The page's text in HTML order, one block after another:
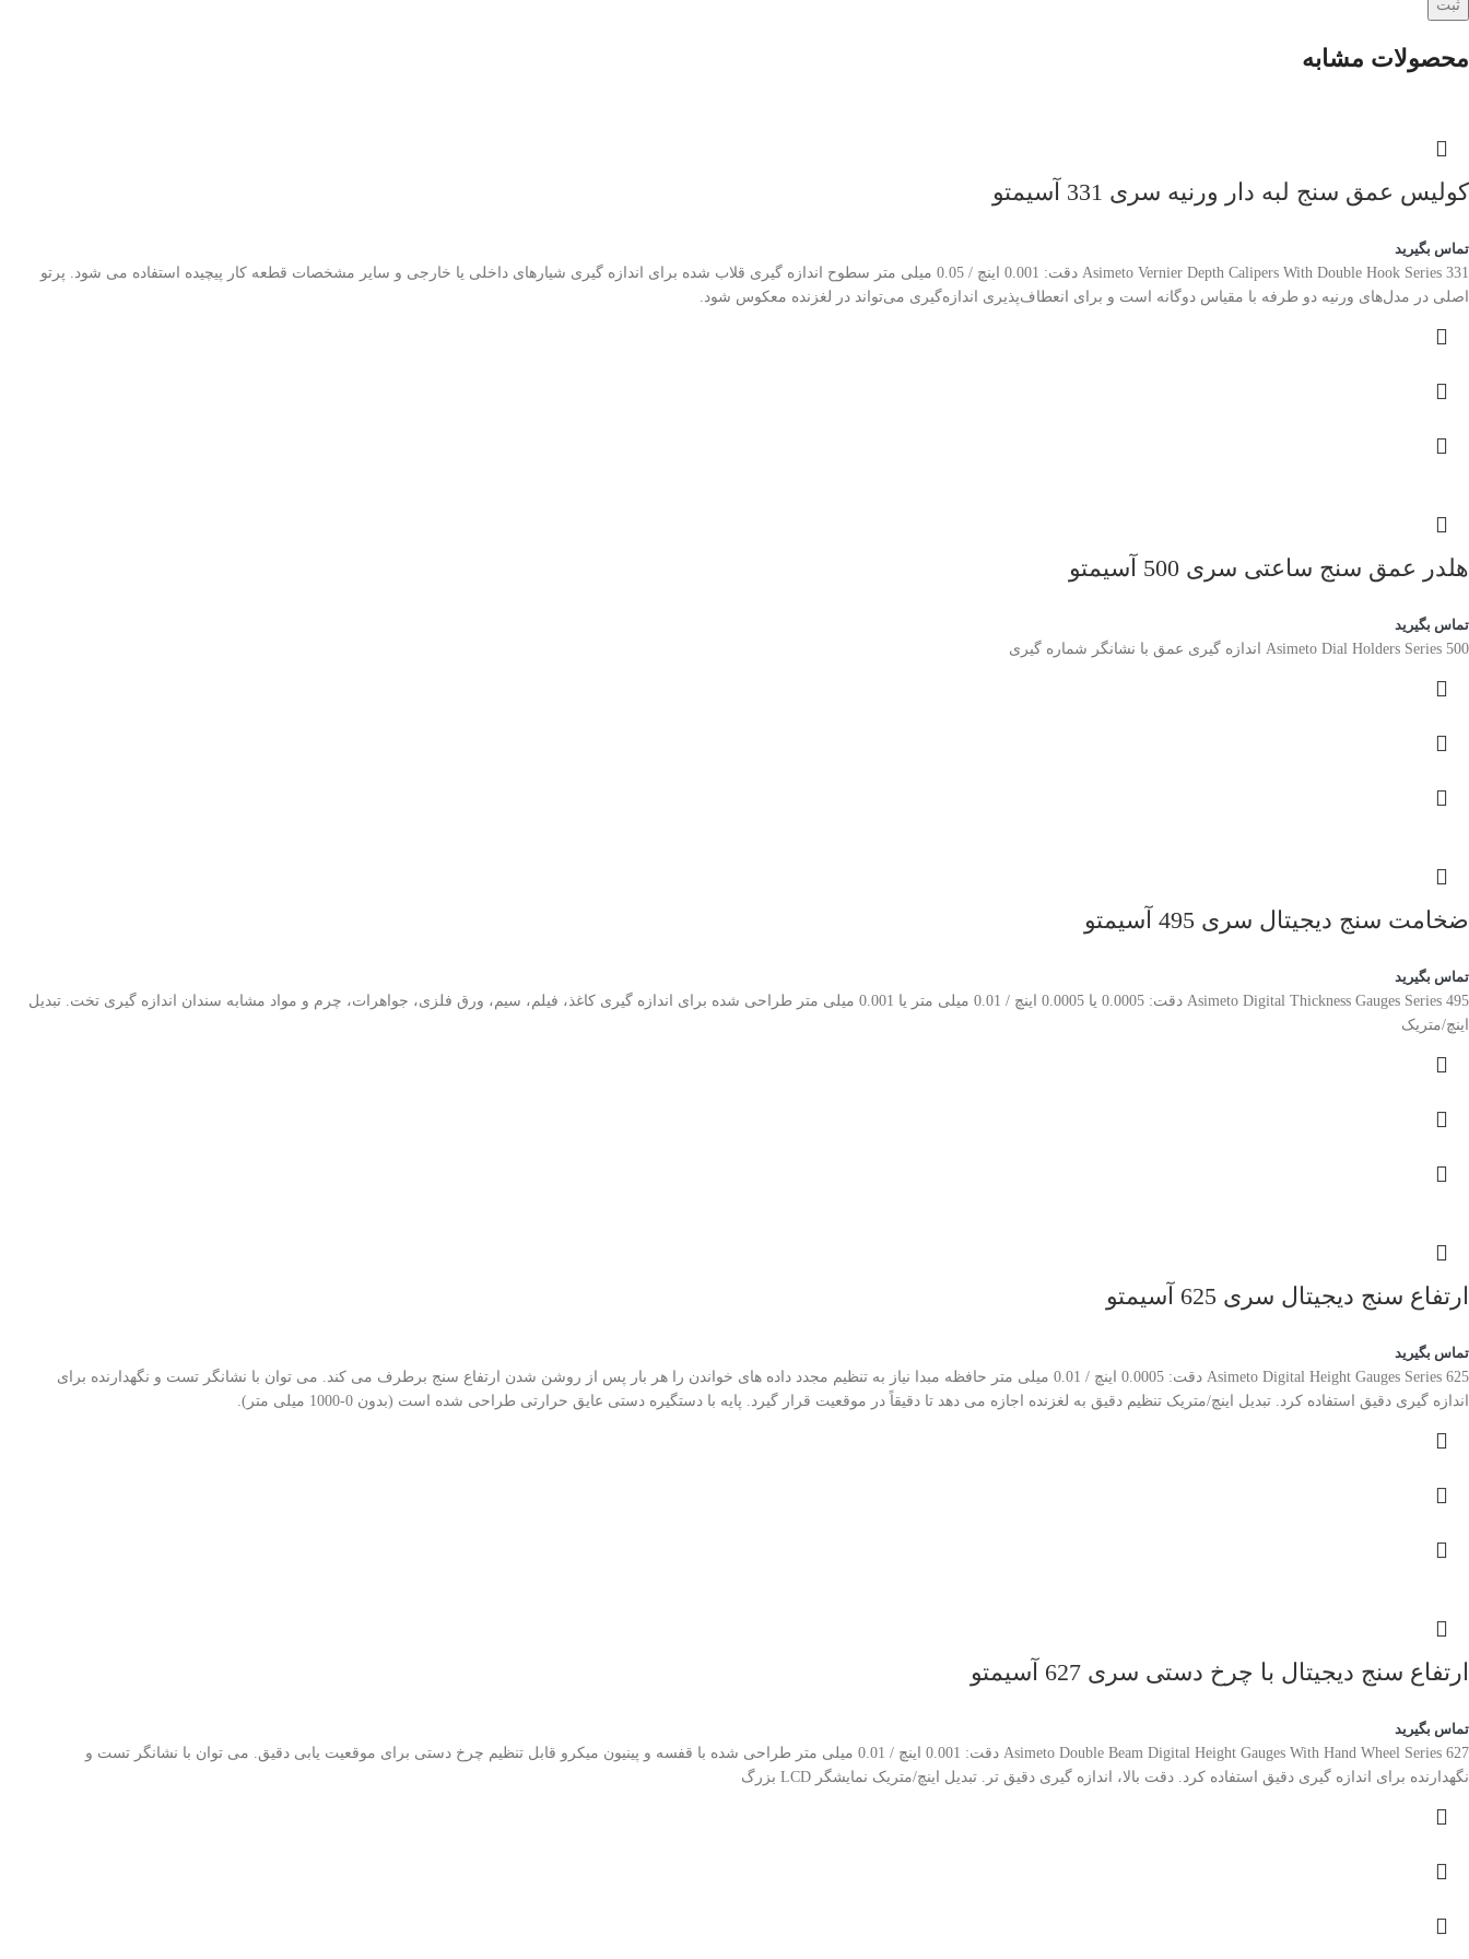
محصولات مشابه
کولیس عمق سنج لبه دار ورنیه سری 331 آسیمتو
تماس بگیرید
Asimeto Vernier Depth Calipers With Double Hook Series 331 دقت: 0.001 اینچ / 0.05 میلی متر سطوح اندازه گیری قلاب شده برای اندازه گیری شیارهای داخلی یا خارجی و سایر مشخصات قطعه کار پیچیده استفاده می شود. پرتو
اصلی در مدل‌های ورنیه دو طرفه با مقیاس دوگانه است و برای انعطاف‌پذیری اندازه‌گیری می‌تواند در لغزنده معکوس شود.
هلدر عمق سنج ساعتی سری 500 آسیمتو
تماس بگیرید
Asimeto Dial Holders Series 500 اندازه گیری عمق با نشانگر شماره گیری
ضخامت سنج دیجیتال سری 495 آسیمتو
تماس بگیرید
Asimeto Digital Thickness Gauges Series 495 دقت: 0.0005 یا 0.0005 اینچ / 0.01 میلی متر یا 0.001 میلی متر طراحی شده برای اندازه گیری کاغذ، فیلم، سیم، ورق فلزی، جواهرات، چرم و مواد مشابه سندان اندازه گیری تخت. تبدیل
اینچ/متریک
ارتفاع سنج دیجیتال سری 625 آسیمتو
تماس بگیرید
Asimeto Digital Height Gauges Series 625 دقت: 0.0005 اینچ / 0.01 میلی متر حافظه مبدا نیاز به تنظیم مجدد داده های خواندن را هر بار پس از روشن شدن ارتفاع سنج برطرف می کند. می توان با نشانگر تست و نگهدارنده برای
اندازه گیری دقیق استفاده کرد. تبدیل اینچ/متریک تنظیم دقیق به لغزنده اجازه می دهد تا دقیقاً در موقعیت قرار گیرد. پایه با دستگیره دستی عایق حرارتی طراحی شده است (بدون 0-1000 میلی متر).
ارتفاع سنج دیجیتال با چرخ دستی سری 627 آسیمتو
تماس بگیرید
Asimeto Double Beam Digital Height Gauges With Hand Wheel Series 627 دقت: 0.001 اینچ / 0.01 میلی متر طراحی شده با قفسه و پینیون میکرو قابل تنظیم چرخ دستی برای موقعیت یابی دقیق. می توان با نشانگر تست و
نگهدارنده برای اندازه گیری دقیق استفاده کرد. دقت بالا، اندازه گیری دقیق تر. تبدیل اینچ/متریک نمایشگر LCD بزرگ